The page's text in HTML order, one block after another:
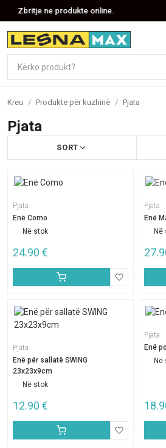
Zbritje ne produkte online.
Kreu / Produkte për kuzhinë / Pjata
Pjata
SORT
Pjata
Enë Como
Në stok
24.90 €
Pjata
Enë
Në
Pjata
Enë për sallatë SWING
23x23x9cm
Në stok
12.90 €
Pjata
Enë
Në